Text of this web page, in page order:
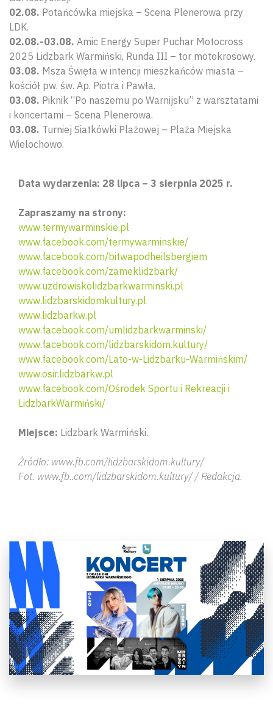
02.08. Potańcówka miejska – Scena Plenerowa przy
LDK.
02.08.-03.08. Amic Energy Super Puchar Motocross
2025 Lidzbark Warmiński, Runda III – tor motokrosowy.
03.08. Msza Święta w intencji mieszkańców miasta –
kościół pw. św. Ap. Piotra i Pawła.
03.08. Piknik “Po naszemu po Warnijsku” z warsztatami
i koncertami – Scena Plenerowa.
03.08. Turniej Siatkówki Plażowej – Plaża Miejska
Wielochowo.
Data wydarzenia: 28 lipca – 3 sierpnia 2025 r.
Zapraszamy na strony:
www.termywarminskie.pl
www.facebook.com/termywarminskie/
www.facebook.com/bitwapodheilsbergiem
www.facebook.com/zameklidzbark/
www.uzdrowiskolidzbarkwarminski.pl
www.lidzbarskidomkultury.pl
www.lidzbarkw.pl
www.facebook.com/umlidzbarkwarminski/
www.facebook.com/lidzbarskidom.kultury/
www.facebook.com/Lato-w-Lidzbarku-Warmińskim/
www.osir.lidzbarkw.pl
www.facebook.com/Ośrodek Sportu i Rekreacji i
LidzbarkWarmiński/
Miejsce: Lidzbark Warmiński.
Źródło: www.fb.com/lidzbarskidom.kultury/
Fot. www.fb..com/lidzbarskidom.kultury/ / Redakcja.